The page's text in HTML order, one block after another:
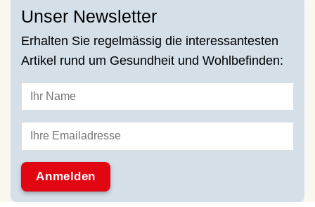
Unser Newsletter
Erhalten Sie regelmässig die interessantesten
Artikel rund um Gesundheit und Wohlbefinden: